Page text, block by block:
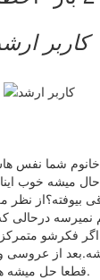
کاربر
شما نفس
میشه خوب
بیوفته؟از
نمیرسه درحالی
فکرشو
از عروسی
قطعا حل میشه هرچند شما مشکلی ندارید.